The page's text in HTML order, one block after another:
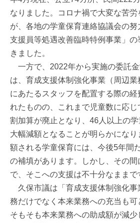
なりました。コロナ禍で大変な苦労
が、各地の学童保育連絡協議会の
支援員等処遇改善臨時特例事業」の
きました。
一方で、2022年から実施の委託
は、育成支援体制強化事業（周辺
にあたるスタッフを配置する際の経
れたものの、これまで児童数に応
割加算が廃止となり、46人以上の
大幅減額となることが明らかにな
額される学童保育には、今後5年間
の補填があります。しかし、その
で、そこへの支援は不十分なままで
久保市議は「育成支援体制強化事
務だけでなく本来業務への充当も可
そもそも本来業務への助成額が減